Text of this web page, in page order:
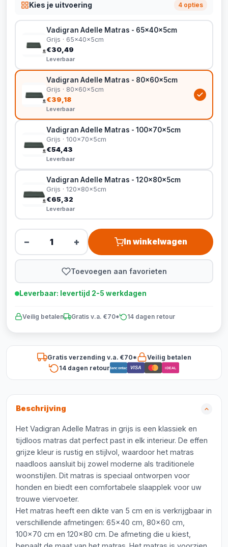
Kies je uitvoering 4 opties
Vadigran Adelle Matras - 65x40x5cm
Grijs · 65x40x5cm
€30,49
Leverbaar
Vadigran Adelle Matras - 80x60x5cm
Grijs · 80x60x5cm
€39,18
Leverbaar
Vadigran Adelle Matras - 100x70x5cm
Grijs · 100x70x5cm
€54,43
Leverbaar
Vadigran Adelle Matras - 120x80x5cm
Grijs · 120x80x5cm
€65,32
Leverbaar
− + In winkelwagen
Toevoegen aan favorieten
Leverbaar: levertijd 2-5 werkdagen
Veilig betalen Gratis v.a. €70* 14 dagen retour
Gratis verzending v.a. €70*
Veilig betalen
14 dagen retourBancontact VISA iDEAL
Beschrijving
Het Vadigran Adelle Matras in grijs is een klassiek en
tijdloos matras dat perfect past in elk interieur. De effen
grijze kleur is rustig en stijlvol, waardoor het matras
naadloos aansluit bij zowel moderne als traditionele
woonstijlen. Dit matras is speciaal ontworpen voor
honden en biedt een comfortabele slaapplek voor uw
trouwe viervoeter.
Het matras heeft een dikte van 5 cm en is verkrijgbaar in
verschillende afmetingen: 65x40 cm, 80x60 cm,
100x70 cm en 120x80 cm. De afmeting die u kiest,